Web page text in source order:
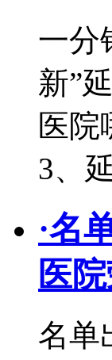
一分
新”
医院
3、
·名
医
名单